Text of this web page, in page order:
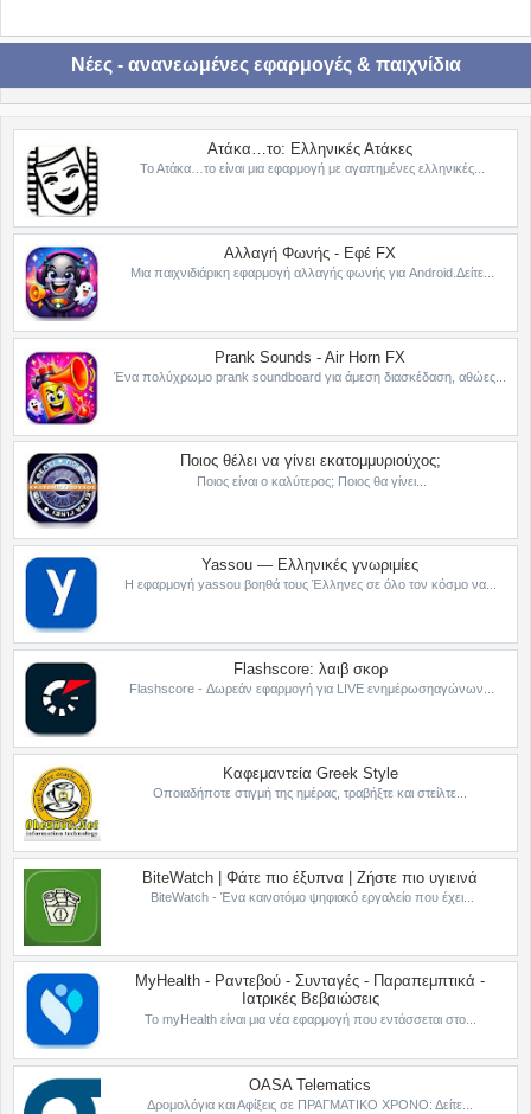
Νέες - ανανεωμένες εφαρμογές & παιχνίδια
Ατάκα…το: Ελληνικές Ατάκες
Το Ατάκα…το είναι μια εφαρμογή με αγαπημένες ελληνικές...
Αλλαγή Φωνής - Εφέ FX
Μια παιχνιδιάρικη εφαρμογή αλλαγής φωνής για Android.Δείτε...
Prank Sounds - Air Horn FX
Ένα πολύχρωμο prank soundboard για άμεση διασκέδαση, αθώες...
Ποιος θέλει να γίνει εκατομμυριούχος;
Ποιος είναι ο καλύτερος; Ποιος θα γίνει...
Yassou — Ελληνικές γνωριμίες
Η εφαρμογή yassou βοηθά τους Έλληνες σε όλο τον κόσμο να...
Flashscore: λαιβ σκορ
Flashscore - Δωρεάν εφαρμογή για LIVE ενημέρωσηαγώνων...
Καφεμαντεία Greek Style
Οποιαδήποτε στιγμή της ημέρας, τραβήξτε και στείλτε...
BiteWatch | Φάτε πιο έξυπνα | Ζήστε πιο υγιεινά
BiteWatch - Ένα καινοτόμο ψηφιακό εργαλείο που έχει...
MyHealth - Ραντεβού - Συνταγές - Παραπεμπτικά -
Ιατρικές Βεβαιώσεις
Το myHealth είναι μια νέα εφαρμογή που εντάσσεται στο...
OASA Telematics
Δρομολόγια και Αφίξεις σε ΠΡΑΓΜΑΤΙΚΟ ΧΡΟΝΟ: Δείτε...